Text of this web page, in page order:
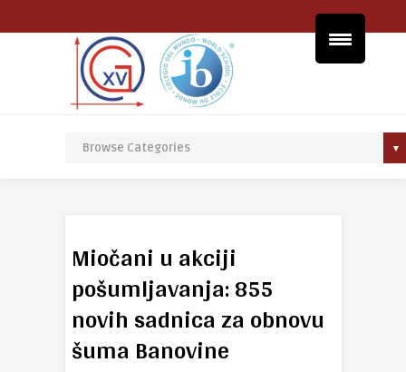
Miočani u akciji
pošumljavanja: 855
novih sadnica za obnovu
šuma Banovine